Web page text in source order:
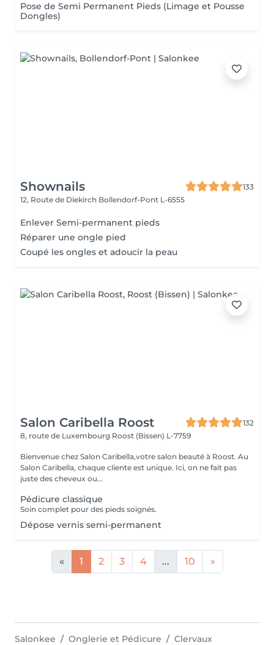
Pose de Semi Permanent Pieds (Limage et Pousse
Dongles)
Shownails
133
12, Route de Diekirch Bollendorf-Pont L-6555
Enlever Semi-permanent pieds
Réparer une ongle pied
Coupé les ongles et adoucir la peau
Salon Caribella Roost
132
8, route de Luxembourg Roost (Bissen) L-7759
Bienvenue chez Salon Caribella,votre salon beauté à Roost. Au
Salon Caribella, chaque cliente est unique. Ici, on ne fait pas
juste des cheveux ou...
Pédicure classique
Soin complet pour des pieds soignés.
Dépose vernis semi-permanent
« 1 2 3 4 ... 10 »
Salonkee Onglerie et Pédicure
Clervaux